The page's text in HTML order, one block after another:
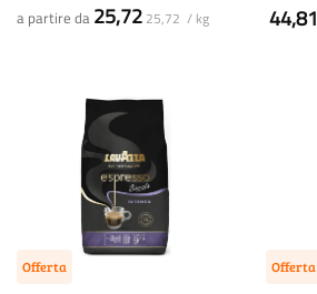
a partire da 25,72 25,72 / kg 44,81
Offerta Offerta